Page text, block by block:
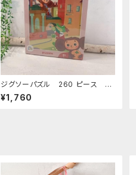
ジグソーパズル 260 ピース 「
チェブラーシカ」
¥1,760